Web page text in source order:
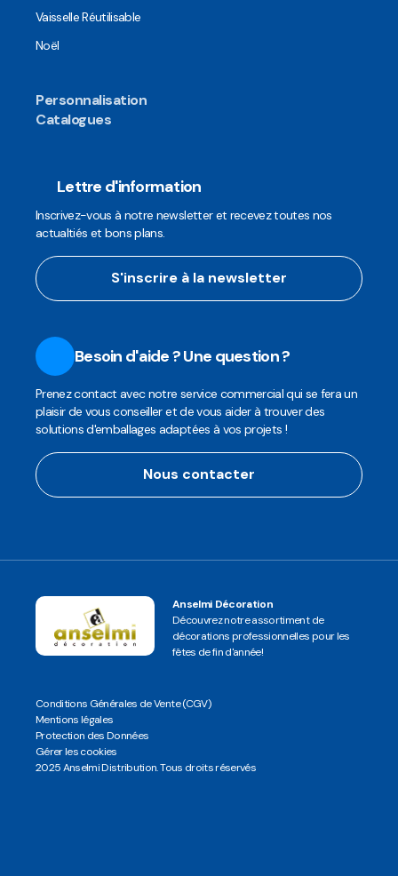
Vaisselle Réutilisable
Noël
Personnalisation
Catalogues
Lettre d'information
Inscrivez-vous à notre newsletter et recevez toutes nos
actualtiés et bons plans.
S'inscrire à la newsletter
Besoin d'aide ? Une question ?
Prenez contact avec notre service commercial qui se fera un
plaisir de vous conseiller et de vous aider à trouver des
solutions d'emballages adaptées à vos projets !
Nous contacter
Anselmi Décoration
Découvrez notre assortiment de
décorations professionnelles pour les
fêtes de fin d'année!
Conditions Générales de Vente (CGV)
Mentions légales
Protection des Données
Gérer les cookies
2025 Anselmi Distribution. Tous droits réservés